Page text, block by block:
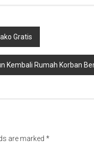
Gratis
Kembali Rumah Korban
are marked *